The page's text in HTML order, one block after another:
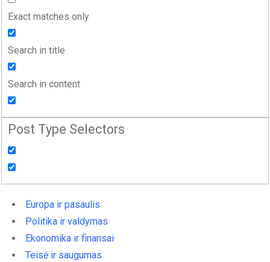
Exact matches only
Search in title
Search in content
Post Type Selectors
Europa ir pasaulis
Politika ir valdymas
Ekonomika ir finansai
Teisė ir saugumas